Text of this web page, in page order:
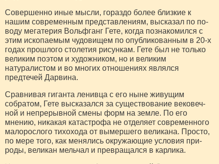
Совершенно иные мысли, гораздо более близкие к
нашим современным представлениям, высказал по по­
воду мегатерия Вольфганг Гете, когда познакомился с
этим ископаемым чудовищем по опубликованным в 20-х
годах прошлого столетия рисункам. Гете был не только
великим поэтом и художником, но и ве­ликим
натуралистом и во многих отношениях являлся
предтечей Дарвина.
Сравнивая гиганта ленивца с его ныне живущим
собратом, Гете высказался за существование вековеч­
ной и непрерывной смены форм на земле. По его
мнению, никакая катастрофа не отделяет современного
малорослого тихохода от вымершего великана. Просто,
по мере того, как менялись окружающие условия при­
роды, великан мельчал и превращался в карлика.